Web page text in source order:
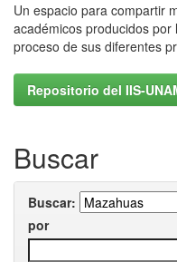
Un espacio para compartir
académicos producidos
proceso de sus diferentes
Repositorio del IIS-
Buscar
Buscar:
por